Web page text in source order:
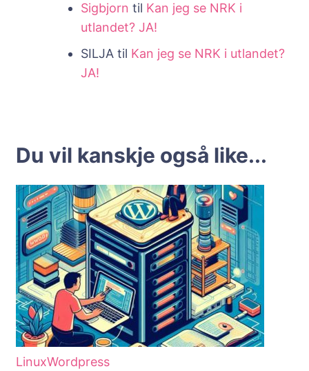
Sigbjorn til Kan jeg se NRK i
utlandet? JA!
SILJA til Kan jeg se NRK i utlandet?
JA!
Du vil kanskje også like...
LinuxWordpress